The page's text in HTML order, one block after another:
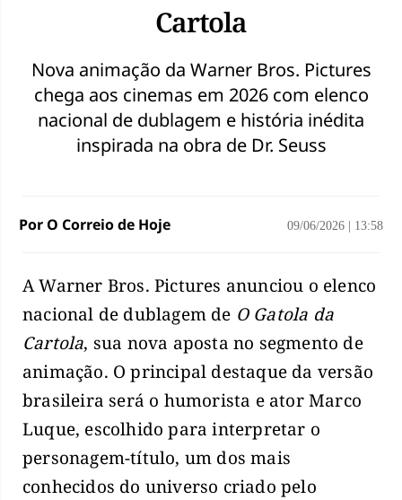
Cartola
Nova animação da Warner Bros. Pictures
chega aos cinemas em 2026 com elenco
nacional de dublagem e história inédita
inspirada na obra de Dr. Seuss
Por O Correio de Hoje 09/06/2026 13:58
A Warner Bros. Pictures anunciou o elenco
nacional de dublagem de O Gatola da
Cartola, sua nova aposta no segmento de
animação. O principal destaque da versão
brasileira será o humorista e ator Marco
Luque, escolhido para interpretar o
personagem-título, um dos mais
conhecidos do universo criado pelo